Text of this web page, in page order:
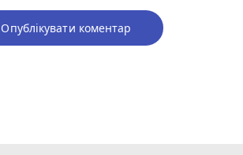
Опублікувати коментар